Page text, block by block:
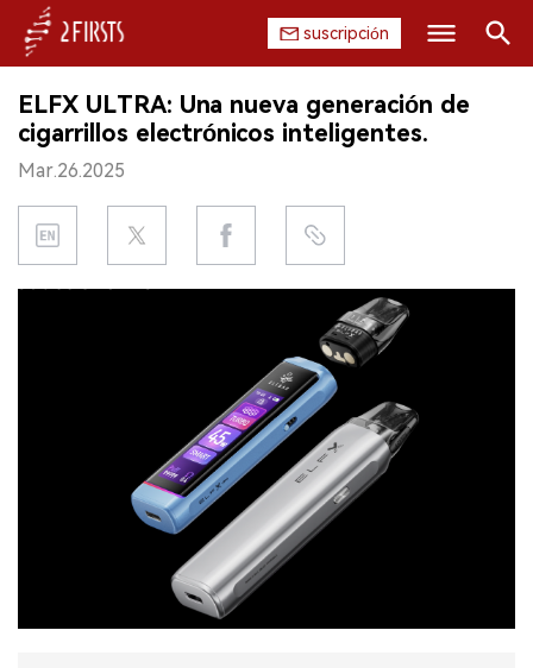
suscripción
INICIO
EMPRESA
PRODUCTO
REGULACIÓN
ENTREVISTA
Buscar
ELFX ULTRA: Una nueva generación de
cigarrillos electrónicos inteligentes.
Mar.26.2025